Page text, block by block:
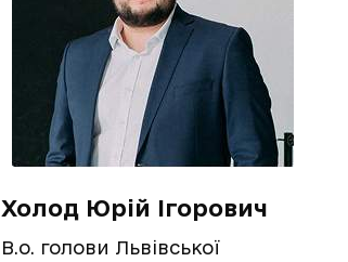
Холод Юрій Ігорович
В.о. голови Львівської